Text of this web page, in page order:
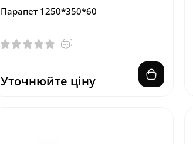
Парапет 1250*350*60
Уточнюйте ціну